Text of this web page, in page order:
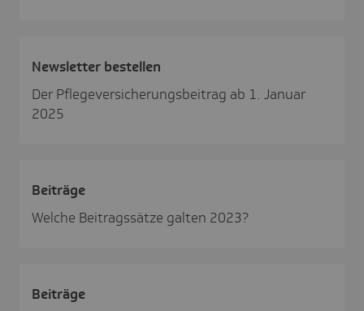
News­letter bestellen
Der Pflegeversicherungsbeitrag ab 1. Januar
2025
Beiträge
Welche Beitragssätze galten 2023?
Beiträge